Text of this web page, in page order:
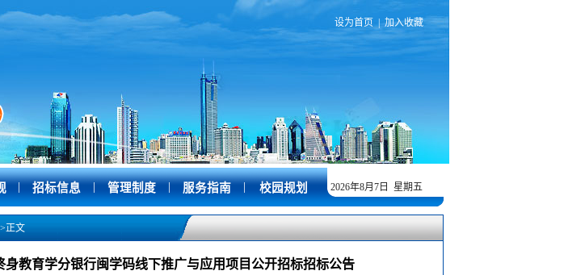
设为首页 加入收藏
| 招标信息 | 管理制度 | 服务指南 | 校园规划 2026年8月7日 星期五
正文
身教育学分银行闽学码线下推广与应用项目公开招标招标公告